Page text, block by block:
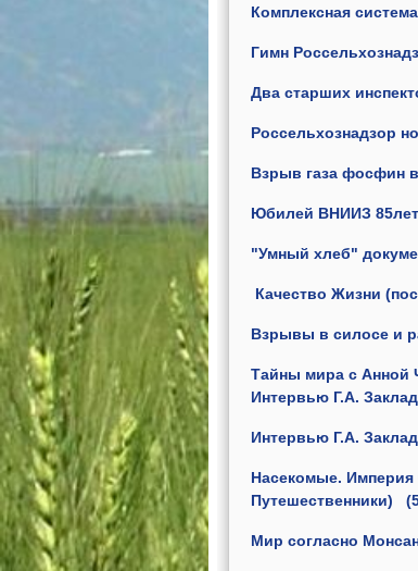
Комплексная
Гимн
Два старших
Россельхознадзор
Взрыв газа фосфин
Юбилей ВНИИЗ 85лет
"Умный хлеб"
Качество Жизни
Взрывы в силосе и
Тайны мира с Анной
Интервью Г.А.
Интервью Г.А.
Насекомые.
Путешественники)
Мир согласно